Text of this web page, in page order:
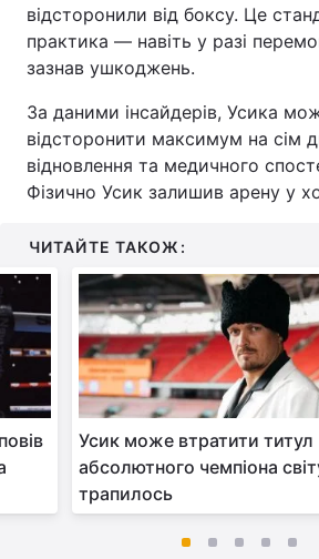
відсторонили від боксу. Це
практика — навіть у разі
зазнав ушкоджень.
За даними інсайдерів, Усика
відсторонити максимум на сім
відновлення та медичного
Фізично Усик залишив арену у
ЧИТАЙТЕ ТАКОЖ:
Усик може втратити титул
абсолютного чемпіона
трапилось